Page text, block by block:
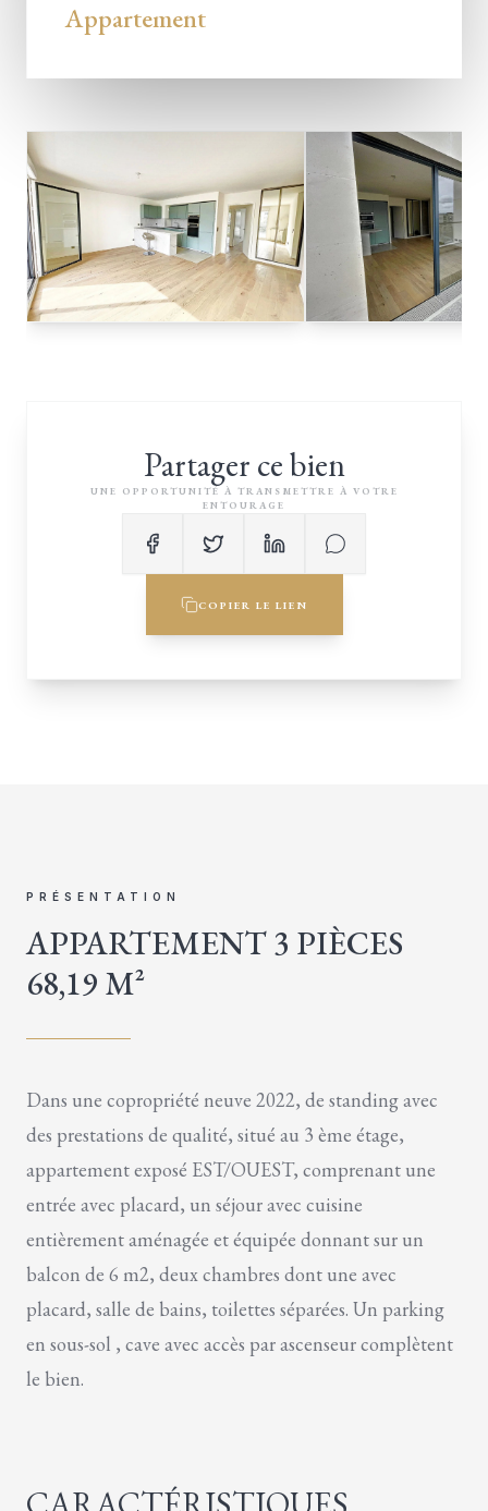
Appartement
Partager ce bien
UNE OPPORTUNITÉ À TRANSMETTRE À VOTRE
ENTOURAGE
COPIER LE LIEN
PRÉSENTATION
APPARTEMENT 3 PIÈCES
68,19 M²
Dans une copropriété neuve 2022, de standing avec
des prestations de qualité, situé au 3 ème étage,
appartement exposé EST/OUEST, comprenant une
entrée avec placard, un séjour avec cuisine
entièrement aménagée et équipée donnant sur un
balcon de 6 m2, deux chambres dont une avec
placard, salle de bains, toilettes séparées. Un parking
en sous-sol , cave avec accès par ascenseur complètent
le bien.